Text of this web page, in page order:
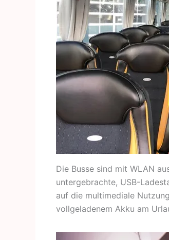
Die Busse sind mit WLAN
untergebrachte, USB-
auf die multimediale
vollgeladenem Akku am